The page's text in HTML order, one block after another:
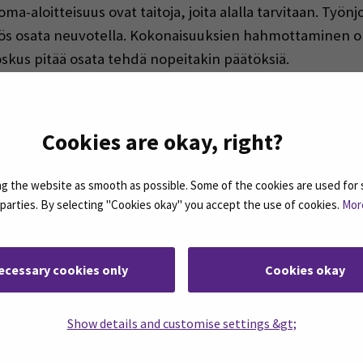
Cookies are okay, right?
the website as smooth as possible. Some of the cookies are used
By selecting "Cookies okay" you accept the use of cookies.
cookies only Cookies okay
Show details and customise settings &gt;
aloitteisuus ovat taitoja, joita alalla tarvitaan.
osata neuvotella. Kokonaisuuksien hahmottaminen
pitää osata tehdä nopeitakin päätöksiä.
naispuolisena henkilönä, kuinka hyvin hänet on
alalla pärjää. Joskus tuntuu, että miehet